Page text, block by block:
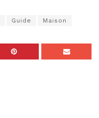
Guide Maison